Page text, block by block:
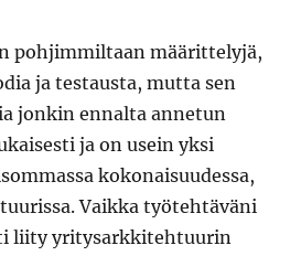
pohjimmiltaan määrittelyjä,
ja testausta, mutta sen
jonkin ennalta annetun
ja on usein yksi
kokonaisuudessa,
Vaikka työtehtäväni
liity yritysarkkitehtuurin